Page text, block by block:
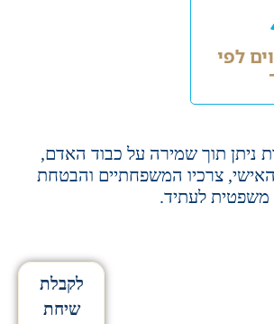
לפי
ניתן תוך שמירה על כבוד האדם,
האישי, צרכיו המשפחתיים והבטחת
משפטית לעתיד.
לקבלת
שיחת